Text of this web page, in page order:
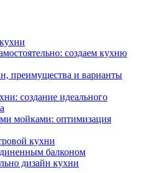
создаем кухню
преимущества и варианты
создание идеального
мойками: оптимизация
кухни
балконом
дизайн кухни